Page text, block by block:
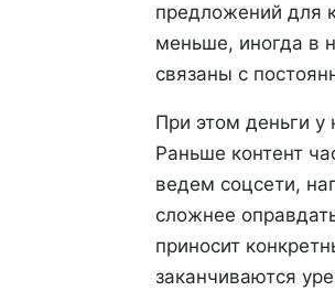
предложений для
меньше, иногда в
связаны с
При этом деньги у
Раньше контент
ведем соцсети,
сложнее
приносит
заканчиваются